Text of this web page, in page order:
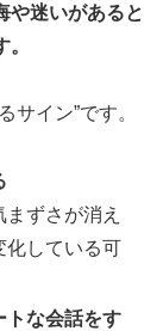
や迷いがあると
サイン”です。
ずさが消え
化している可
トな会話をす